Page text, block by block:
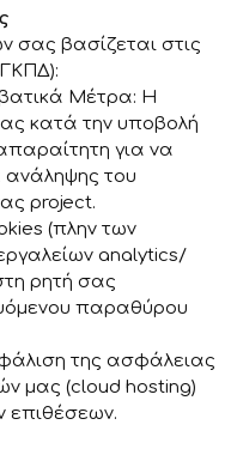
σας βασίζεται στις
Μέτρα: Η
κατά την υποβολή
για να
ανάληψης του
project.
(πλην των
analytics/
ρητή σας
παραθύρου
της ασφάλειας
μας (cloud hosting)
επιθέσεων.